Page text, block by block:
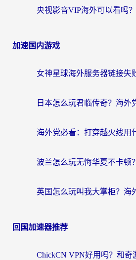
加速国内游戏
回国加速器推荐